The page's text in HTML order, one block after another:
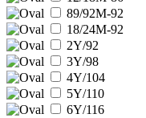
89/92M-92
18/24M-92
2Y/92
3Y/98
4Y/104
5Y/110
6Y/116